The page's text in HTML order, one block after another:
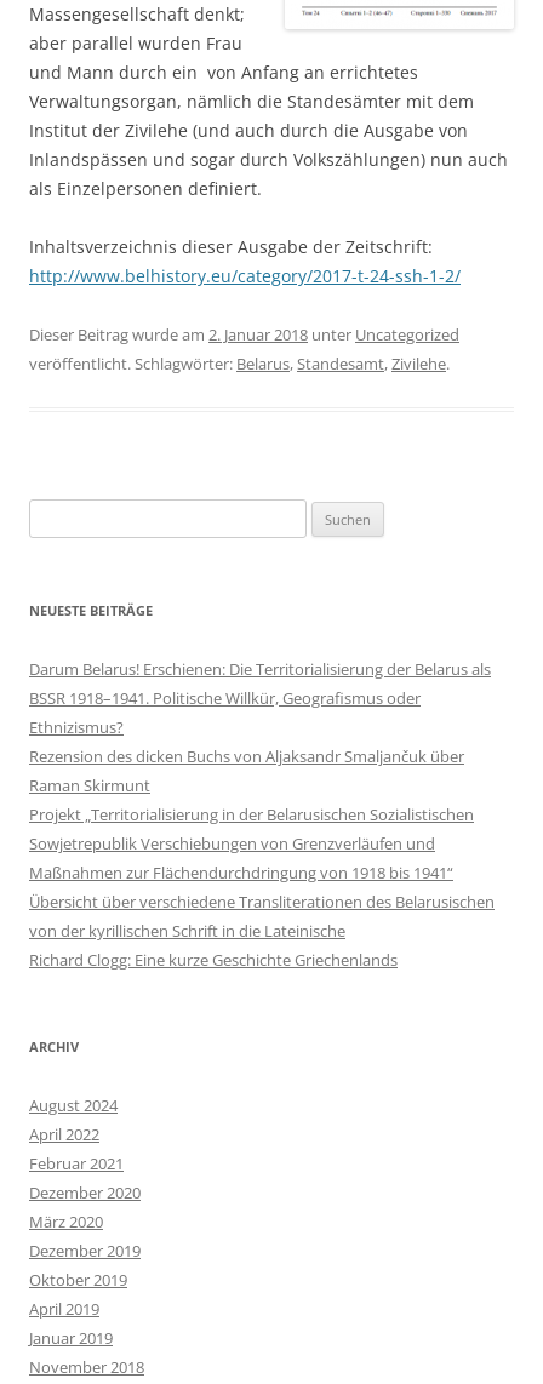
Massengesellschaft denkt;
aber parallel wurden Frau
und Mann durch ein von Anfang an errichtetes
Verwaltungsorgan, nämlich die Standesämter mit dem
Institut der Zivilehe (und auch durch die Ausgabe von
Inlandspässen und sogar durch Volkszählungen) nun auch
als Einzelpersonen definiert.
Inhaltsverzeichnis dieser Ausgabe der Zeitschrift:
http://www.belhistory.eu/category/2017-t-24-ssh-1-2/
Dieser Beitrag wurde am 2. Januar 2018 unter Uncategorized
veröffentlicht. Schlagwörter: Belarus,Standesamt,Zivilehe.
nach:
NEUESTE BEITRÄGE
Darum Belarus! Erschienen: Die Territorialisierung der Belarus als
BSSR 1918–1941. Politische Willkür, Geografismus oder
Ethnizismus?
Rezension des dicken Buchs von Aljaksandr Smaljančuk über
Raman Skirmunt
Projekt „Territorialisierung in der Belarusischen Sozialistischen
Sowjetrepublik Verschiebungen von Grenzverläufen und
Maßnahmen zur Flächendurchdringung von 1918 bis 1941“
Übersicht über verschiedene Transliterationen des Belarusischen
von der kyrillischen Schrift in die Lateinische
Richard Clogg: Eine kurze Geschichte Griechenlands
ARCHIV
August 2024
April 2022
Februar 2021
Dezember 2020
März 2020
Dezember 2019
Oktober 2019
April 2019
Januar 2019
November 2018